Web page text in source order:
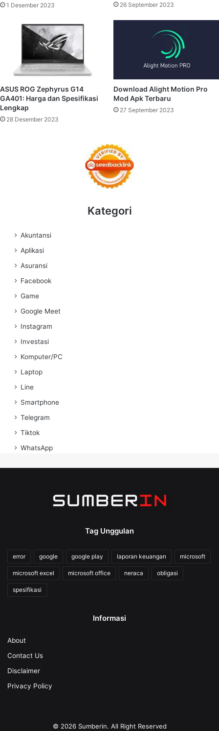
1 Desember 2023 26 September 2023
ASUS ROG Zephyrus G14
GA401: Harga dan Spesifikasi
Lengkap
28 Desember 2023
Download Alight Motion Pro
Mod Apk Terbaru
27 September 2023
Kategori
Akuntansi
Aplikasi
Asuransi
Facebook
Game
Google Meet
Instagram
Investasi
Komputer/PC
Laptop
Line
Smartphone
Telegram
Tiktok
WhatsApp
Tag Unggulan
error google google play laporan keuangan microsoft
microsoft excel microsoft office neraca obligasi
spesifikasi
Informasi
About
Contact Us
Disclaimer
Privacy Policy
© 2026 Sumberin. All Right Reserved